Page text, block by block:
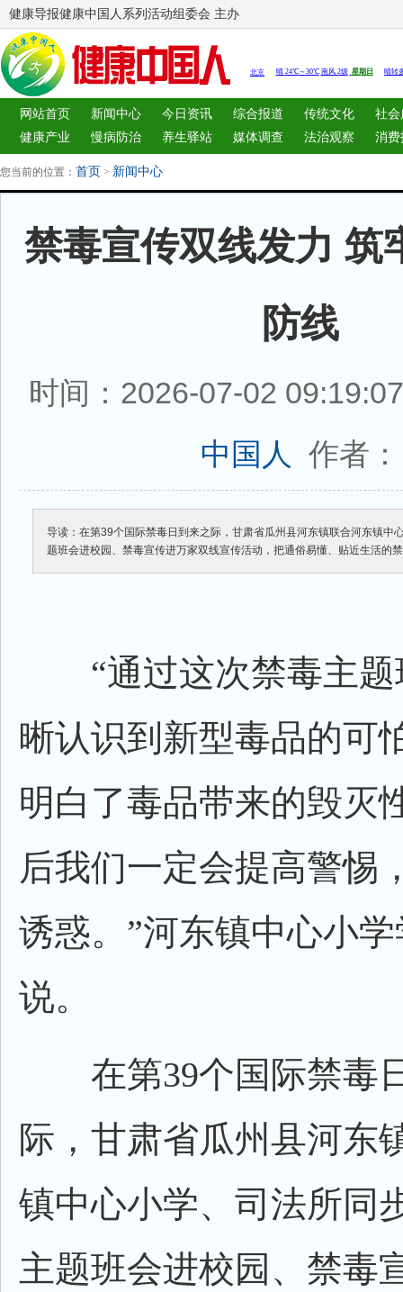
健康导报健康中国人系列活动组委会 主办
网站首页 新闻中心 今日资讯 综合报道 传统文化
社会
健康产业
慢病防治 养生驿站 媒体调查 法治观察
消费
您当前的位置： 首页 > 新闻中心
禁毒宣传双线发力 筑
防线
时间：2026-07-02
中国人 作者：
导读：在第39个国际禁毒日到来之际，甘肃省瓜州县河东镇联合河东镇中
题班会进校园、禁毒宣传进万家双线宣传活动，把通俗易懂、贴近生活的
“通过这次禁毒主题
晰认识到新型毒品的可
明白了毒品带来的毁灭
后我们一定会提高警惕
诱惑。”河东镇中心小
说。
在第39个国际禁毒
际，甘肃省瓜州县河东
镇中心小学、司法所同
主题班会进校园、禁毒